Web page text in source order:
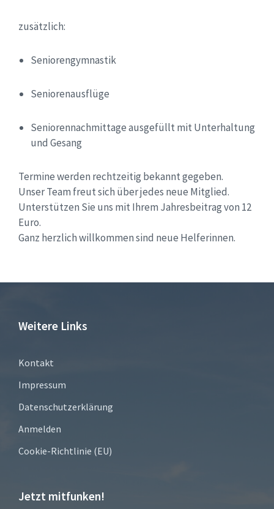
zusätzlich:
Seniorengymnastik
Seniorenausflüge
Seniorennachmittage ausgefüllt mit Unterhaltung
und Gesang
Termine werden rechtzeitig bekannt gegeben.
Unser Team freut sich über jedes neue Mitglied.
Unterstützen Sie uns mit Ihrem Jahresbeitrag von 12
Euro.
Ganz herzlich willkommen sind neue Helferinnen.
Weitere Links
Kontakt
Impressum
Datenschutzerklärung
Anmelden
Cookie-Richtlinie (EU)
Jetzt mitfunken!